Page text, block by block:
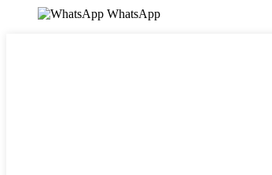
WhatsApp